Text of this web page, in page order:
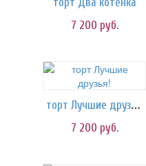
7 200 руб.
торт Лучшие друзья!
7 200 руб.